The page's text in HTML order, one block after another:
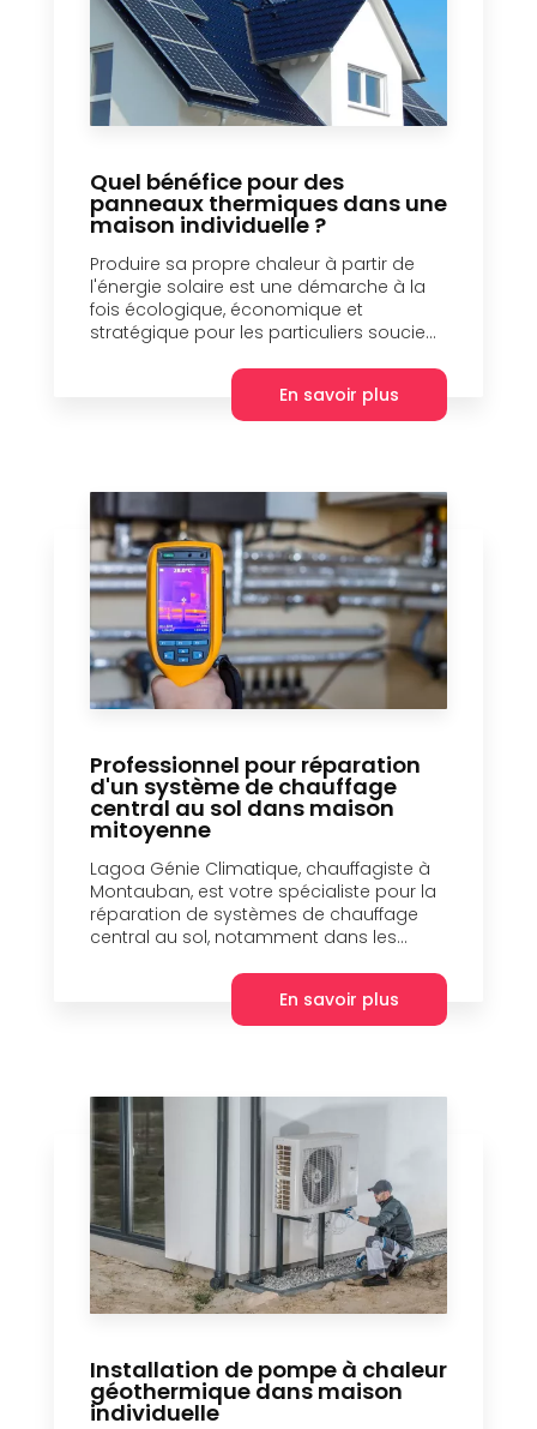
Quel bénéfice pour des
panneaux thermiques dans une
maison individuelle ?
Produire sa propre chaleur à partir de
l'énergie solaire est une démarche à la
fois écologique, économique et
stratégique pour les particuliers soucie...
En savoir plus
Professionnel pour réparation
d'un système de chauffage
central au sol dans maison
mitoyenne
Lagoa Génie Climatique, chauffagiste à
Montauban, est votre spécialiste pour la
réparation de systèmes de chauffage
central au sol, notamment dans les...
En savoir plus
Installation de pompe à chaleur
géothermique dans maison
individuelle